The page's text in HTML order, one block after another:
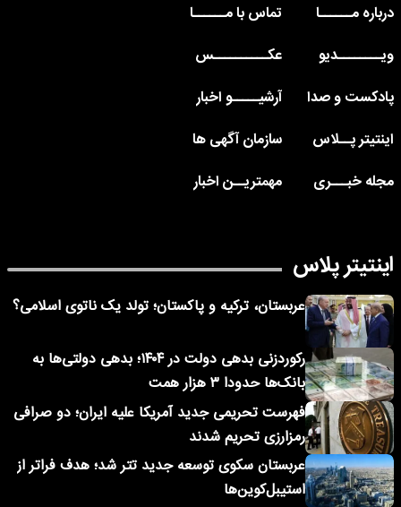
درباره مــــــا
تماس با مــــــا
ویــــــــدیو
عکــــــــــس
پادکست و صدا
آرشیـــــو اخبار
اینتیتر پــلاس
سازمان آگهی ها
مجله خبـــری
مهمتریــن اخبار
اینتیتر پلاس
عربستان، ترکیه و پاکستان؛ تولد یک ناتوی اسلامی؟
رکوردزنی بدهی دولت در ۱۴۰۴؛ بدهی دولتی‌ها به
بانک‌ها حدودا ۳ هزار همت
فهرست تحریمی جدید آمریکا علیه ایران؛ دو صرافی
رمزارزی تحریم شدند
عربستان سکوی توسعه جدید تتر شد؛ هدف فراتر از
استیبل‌کوین‌ها